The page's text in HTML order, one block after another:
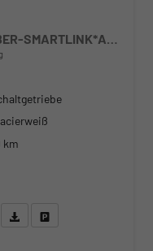
Expression 3 TCe 4x2*NAVI-ÜBER-SMARTLINK*AHK*PDC-KAMERA*LED*SHZ*17-ZOLL
km
rufen Sie an
Angebot drucken (PDF)